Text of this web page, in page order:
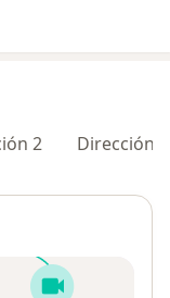
2 Dirección 3